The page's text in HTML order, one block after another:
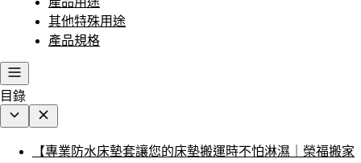
其他特殊用途
產品規格
目錄
【專業防水床墊套讓您的床墊搬運時不怕淋濕｜榮福搬家